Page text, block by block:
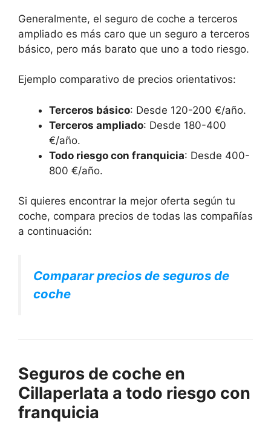
Generalmente, el seguro de coche a terceros
ampliado es más caro que un seguro a terceros
básico, pero más barato que uno a todo riesgo.
Ejemplo comparativo de precios orientativos:
Terceros básico: Desde 120-200 €/año.
Terceros ampliado: Desde 180-400
€/año.
Todo riesgo con franquicia: Desde 400-
800 €/año.
Si quieres encontrar la mejor oferta según tu
coche, compara precios de todas las compañías
a continuación:
Comparar precios de seguros de
coche
Seguros de coche en
Cillaperlata a todo riesgo con
franquicia